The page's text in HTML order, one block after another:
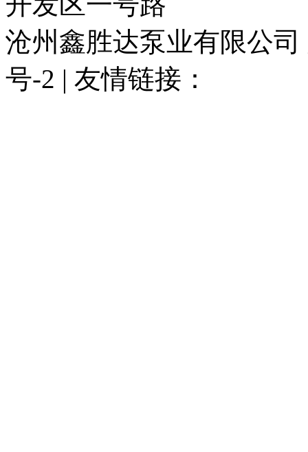
沧州鑫胜达泵业有限公司
号-2 | 友情链接：